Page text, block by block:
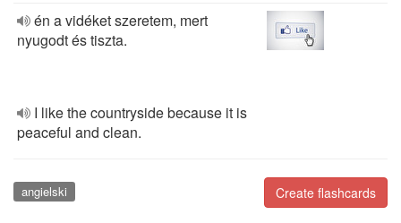
én a vidéket szeretem, mert
nyugodt és tiszta.
I like the countryside because it is
peaceful and clean.
Create flashcards
angielski